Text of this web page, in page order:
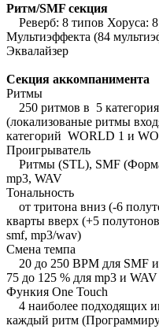
Ритм/SMF секция
Реверб: 8 типов Хоруса:
Мультиэффекта (84
Эквалайзер
Секция аккомпанимента
Ритмы
250 ритмов в 5
(локализованые ритмы
категорий WORLD 1 и
Проигрыватель
Ритмы (STL), SMF
mp3, WAV
Тональность
от тритона вниз (-6
кварты вверх (+5
smf, mp3/wav)
Смена темпа
20 до 250 BPM для SMF
75 до 125 % для mp3 и WAV
Функия One Touch
4 наиболее подходящих
каждый ритм